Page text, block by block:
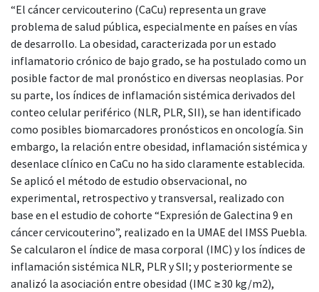
“El cáncer cervicouterino (CaCu) representa un grave
problema de salud pública, especialmente en países en vías
de desarrollo. La obesidad, caracterizada por un estado
inflamatorio crónico de bajo grado, se ha postulado como un
posible factor de mal pronóstico en diversas neoplasias. Por
su parte, los índices de inflamación sistémica derivados del
conteo celular periférico (NLR, PLR, SII), se han identificado
como posibles biomarcadores pronósticos en oncología. Sin
embargo, la relación entre obesidad, inflamación sistémica y
desenlace clínico en CaCu no ha sido claramente establecida.
Se aplicó el método de estudio observacional, no
experimental, retrospectivo y transversal, realizado con
base en el estudio de cohorte “Expresión de Galectina 9 en
cáncer cervicouterino”, realizado en la UMAE del IMSS Puebla.
Se calcularon el índice de masa corporal (IMC) y los índices de
inflamación sistémica NLR, PLR y SII; y posteriormente se
analizó la asociación entre obesidad (IMC ≥30 kg/m2),